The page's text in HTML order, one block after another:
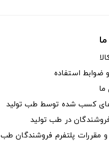
ضوابط استفاده
ما
کسب شده توسط طب تولید
در طب تولید
و مقررات پلتفرم فروشندگان طب